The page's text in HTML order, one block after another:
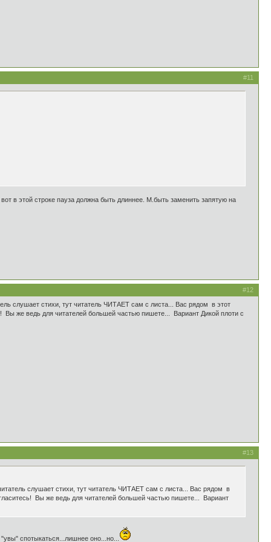
#11
в этой строке пауза должна быть длиннее. М.быть заменить запятую на
#12
слушает стихи, тут читатель ЧИТАЕТ сам с листа... Вас рядом в этот
Вы же ведь для читателей большей частью пишете... Вариант Дикой плоти с
#13
слушает стихи, тут читатель ЧИТАЕТ сам с листа... Вас рядом в
Вы же ведь для читателей большей частью пишете... Вариант
спотыкаться...лишнее оно...но...